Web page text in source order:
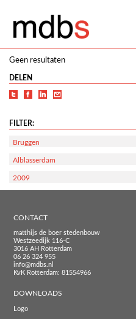
Geen resultaten
DELEN
FILTER:
Bruggen
Alblasserdam
2009
CONTACT
matthijs de boer stedenbouw
Westzeedijk 116-C
3016 AH Rotterdam
06 26 324 955
info@mdbs.nl
KvK Rotterdam: 81554966
DOWNLOADS
Logo